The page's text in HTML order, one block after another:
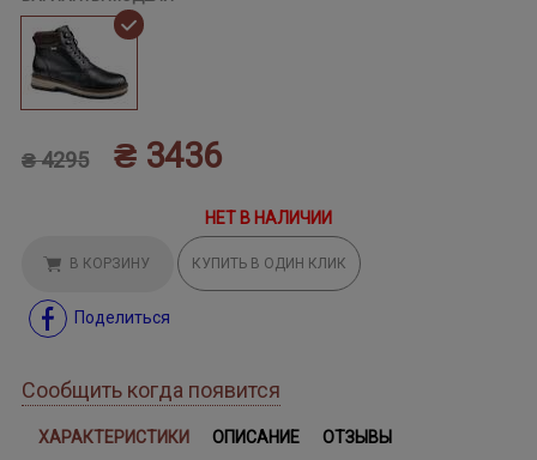
₴ 4295 ₴ 3436
НЕТ В НАЛИЧИИ
В КОРЗИНУ КУПИТЬ В ОДИН КЛИК
Поделиться
Сообщить когда появится
ХАРАКТЕРИСТИКИ ОПИСАНИЕ ОТЗЫВЫ